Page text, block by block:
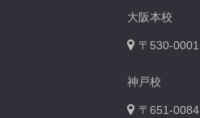
大阪本校
〒530-0001
神戸校
〒651-0084